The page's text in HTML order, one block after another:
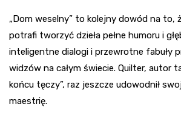
„Dom weselny” to kolejny dowód na to,
potrafi tworzyć dzieła pełne humoru i
inteligentne dialogi i przewrotne fabuły
widzów na całym świecie. Quilter, autor
końcu tęczy”, raz jeszcze udowodnił
maestrię.